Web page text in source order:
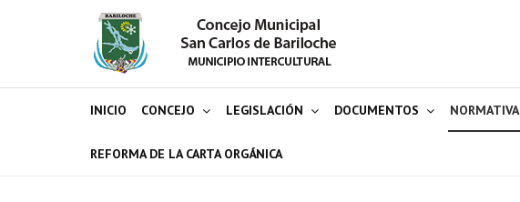
INICIO CONCEJO LEGISLACIÓN DOCUMENTOS NORMATIVA
REFORMA DE LA CARTA ORGÁNICA